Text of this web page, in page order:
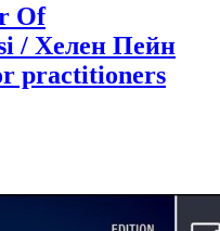
Of
/ Хелен Пейн
practitioners